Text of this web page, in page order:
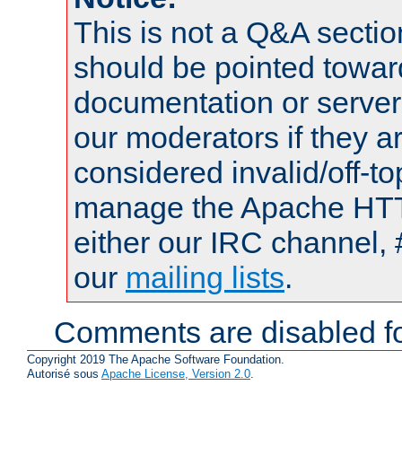
This is not a Q&A
should be pointed
documentation or
our moderators if they
considered invalid/off-
manage the Apache
either our IRC channel,
our mailing lists.
Comments are disabled
Copyright 2019 The Apache Software Foundation.
Autorisé sous Apache License, Version 2.0.